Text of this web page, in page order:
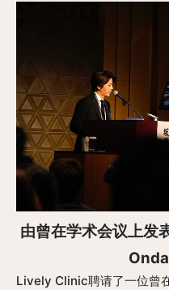
由曾在学术会议上发
Lively Clinic聘请了一位曾